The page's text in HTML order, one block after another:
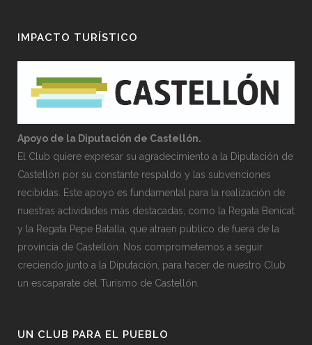
IMPACTO TURÍSTICO
Apoyo de la Diputación de Castellón.
El Club quiere expresar su agradecimiento a la Diputación de
Castellón por su constante respaldo y las subvenciones
recibidas. Este apoyo es fundamental para la realización de
nuestras actividades más destacadas, como la Regata Benicat
y la Regata Pepe Batalla, que atraen público de fuera de la
provincia de Castellón. Nos comprometemos a seguir
creciendo junto a la Diputación, para hacer de nuestro Club
un escaparate del Turismo de Castellón.
UN CLUB PARA EL PUEBLO